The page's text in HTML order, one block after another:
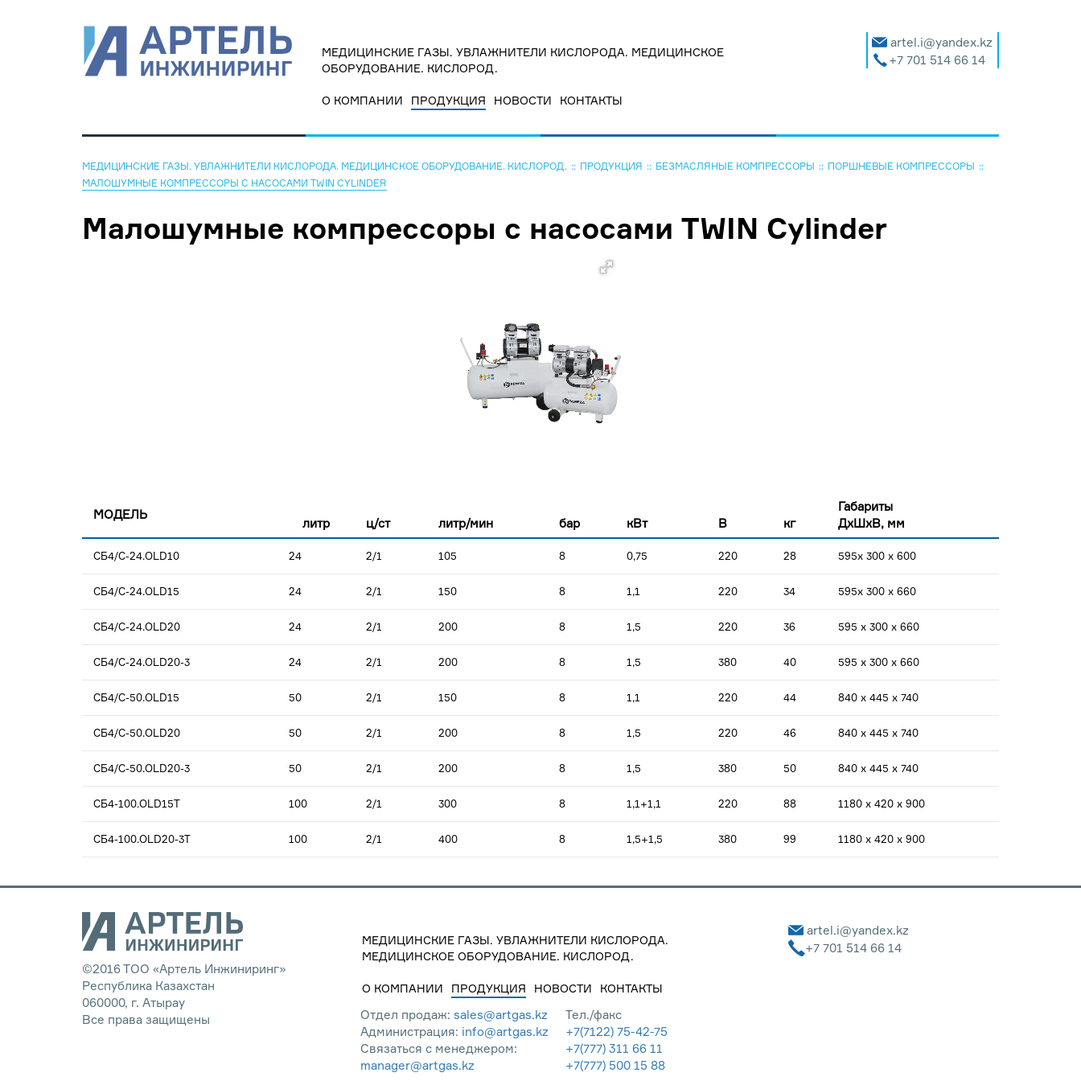
МЕДИЦИНСКИЕ ГАЗЫ. УВЛАЖНИТЕЛИ КИСЛОРОДА. МЕДИЦИНСКОЕ
ОБОРУДОВАНИЕ. КИСЛОРОД.
О КОМПАНИИ ПРОДУКЦИЯ НОВОСТИ КОНТАКТЫ
artel.i@yandex.kz
+7 701 514 66 14
МЕДИЦИНСКИЕ ГАЗЫ. УВЛАЖНИТЕЛИ КИСЛОРОДА. МЕДИЦИНСКОЕ ОБОРУДОВАНИЕ. КИСЛОРОД. ПРОДУКЦИЯ БЕЗМАСЛЯНЫЕ КОМПРЕССОРЫ
ПОРШНЕВЫЕ КОМПРЕССОРЫ
МАЛОШУМНЫЕ КОМПРЕССОРЫ С НАСОСАМИ TWIN CYLINDER
Малошумные компрессоры с насосами TWIN Cylinder
МОДЕЛЬ
литр ц/ст литр/мин бар кВт В кг
Габариты
ДхШхВ, мм
СБ4/С-24.OLD10 24 2/1 105 8 0,75 220 28 595x 300 x 600
СБ4/С-24.OLD15 24 2/1 150 8 1,1 220 34 595x 300 x 660
СБ4/С-24.OLD20 24 2/1 200 8 1,5 220 36 595 x 300 x 660
СБ4/С-24.OLD20-3 24 2/1 200 8 1,5 380 40 595 x 300 x 660
СБ4/С-50.OLD15 50 2/1 150 8 1,1 220 44 840 x 445 x 740
СБ4/С-50.OLD20 50 2/1 200 8 1,5 220 46 840 x 445 x 740
СБ4/С-50.OLD20-3 50 2/1 200 8 1,5 380 50 840 x 445 x 740
СБ4-100.OLD15T 100 2/1 300 8 1,1+1,1 220 88 1180 x 420 x 900
СБ4-100.OLD20-3T 100 2/1 400 8 1,5+1,5 380 99 1180 x 420 x 900
©2016 ТОО «Артель Инжиниринг»
Республика Казахстан
060000, г. Атырау
Все права защищены
МЕДИЦИНСКИЕ ГАЗЫ. УВЛАЖНИТЕЛИ КИСЛОРОДА.
МЕДИЦИНСКОЕ ОБОРУДОВАНИЕ. КИСЛОРОД.
О КОМПАНИИ ПРОДУКЦИЯ НОВОСТИ КОНТАКТЫ
Отдел продаж: sales@artgas.kz
Администрация: info@artgas.kz
Связаться с менеджером:
manager@artgas.kz
Тел./факс
+7(7122) 75-42-75
+7(777) 311 66 11
+7(777) 500 15 88
artel.i@yandex.kz
+7 701 514 66 14